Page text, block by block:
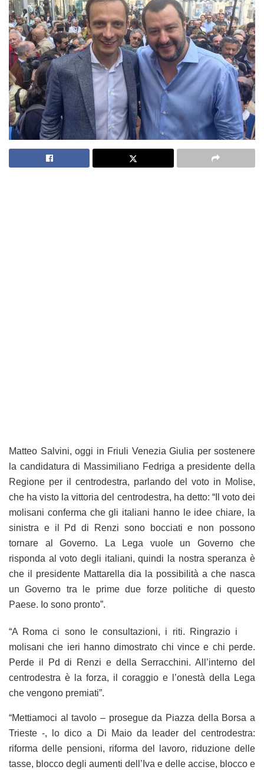
Matteo Salvini, oggi in Friuli Venezia Giulia per sostenere
la candidatura di Massimiliano Fedriga a presidente della
Regione per il centrodestra, parlando del voto in Molise,
che ha visto la vittoria del centrodestra, ha detto: “Il voto dei
molisani conferma che gli italiani hanno le idee chiare, la
sinistra e il Pd di Renzi sono bocciati e non possono
tornare al Governo. La Lega vuole un Governo che
risponda al voto degli italiani, quindi la nostra speranza è
che il presidente Mattarella dia la possibilità a che nasca
un Governo tra le prime due forze politiche di questo
Paese. Io sono pronto”.
“A Roma ci sono le consultazioni, i riti. Ringrazio i
molisani che ieri hanno dimostrato chi vince e chi perde.
Perde il Pd di Renzi e della Serracchini. All’interno del
centrodestra è la forza, il coraggio e l’onestà della Lega
che vengono premiati”.
“Mettiamoci al tavolo – prosegue da Piazza della Borsa a
Trieste -, lo dico a Di Maio da leader del centrodestra:
riforma delle pensioni, riforma del lavoro, riduzione delle
tasse, blocco degli aumenti dell’Iva e delle accise, blocco e